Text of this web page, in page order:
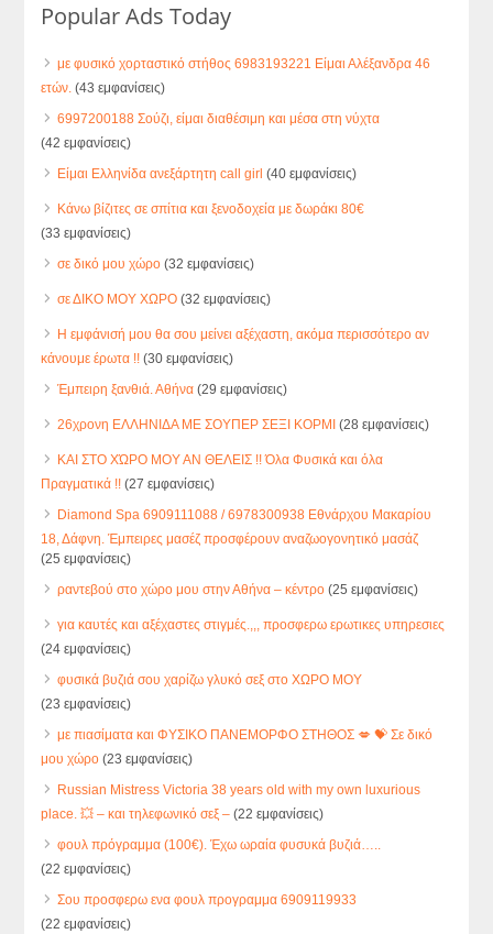
Popular Ads Today
με φυσικό χορταστικό στήθος 6983193221 Είμαι Αλέξανδρα 46
ετών. (43 εμφανίσεις)
6997200188 Σούζι, είμαι διαθέσιμη και μέσα στη νύχτα
(42 εμφανίσεις)
Είμαι Ελληνίδα ανεξάρτητη call girl (40 εμφανίσεις)
Κάνω βίζιτες σε σπίτια και ξενοδοχεία με δωράκι 80€
(33 εμφανίσεις)
σε δικό μου χώρο (32 εμφανίσεις)
σε ΔΙΚΟ ΜΟΥ ΧΩΡΟ (32 εμφανίσεις)
Η εμφάνισή μου θα σου μείνει αξέχαστη, ακόμα περισσότερο αν
κάνουμε έρωτα !! (30 εμφανίσεις)
Έμπειρη ξανθιά. Αθήνα (29 εμφανίσεις)
26χρονη ΕΛΛΗΝΙΔΑ ΜΕ ΣΟΥΠΕΡ ΣΕΞΙ ΚΟΡΜΙ (28 εμφανίσεις)
ΚΑΙ ΣΤΟ ΧΏΡΟ ΜΟΥ ΑΝ ΘΕΛΕΙΣ !! Όλα Φυσικά και όλα
Πραγματικά !! (27 εμφανίσεις)
Diamond Spa 6909111088 / 6978300938 Εθνάρχου Μακαρίου
18, Δάφνη. Έμπειρες μασέζ προσφέρουν αναζωογονητικό μασάζ
(25 εμφανίσεις)
ραντεβού στο χώρο μου στην Αθήνα – κέντρο (25 εμφανίσεις)
για καυτές και αξέχαστες στιγμές.,,, προσφερω ερωτικες υπηρεσιες
(24 εμφανίσεις)
φυσικά βυζιά σου χαρίζω γλυκό σεξ στο ΧΩΡΟ ΜΟΥ
(23 εμφανίσεις)
με πιασίματα και ΦΥΣΙΚΟ ΠΑΝΕΜΟΡΦΟ ΣΤΗΘΟΣ 💋 💝 Σε δικό
μου χώρο (23 εμφανίσεις)
Russian Mistress Victoria 38 years old with my own luxurious
place. 💥 – και τηλεφωνικό σεξ – (22 εμφανίσεις)
φουλ πρόγραμμα (100€). Έχω ωραία φυσυκά βυζιά…..
(22 εμφανίσεις)
Σου προσφερω ενα φουλ προγραμμα 6909119933
(22 εμφανίσεις)